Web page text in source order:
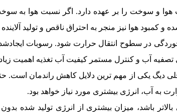
و سوخت را بر عهده دارد. اگر نسبت هوا به
هوا نیز منجر به احتراق ناقص و تولید
در سطوح انتقال حرارت شود. رسوبات ایجادشده
آب و کنترل مستمر کیفیت آب تغذیه اهمیت
دیگ یکی از مهم ترین دلایل کاهش راندمان
به آب، انرژی بیشتری مورد نیاز خواهد بود.
باشد، میزان بیشتری از انرژی تولید شده